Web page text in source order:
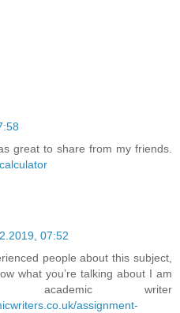
great to share from my friends.
07:52
people about this subject,
what you’re talking about I am
academic writer
assignment-